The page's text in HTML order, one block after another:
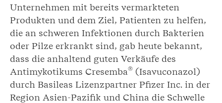
Unternehmen mit bereits vermarkteten
Produkten und dem Ziel, Patienten zu helfen,
die an schweren Infektionen durch Bakterien
oder Pilze erkrankt sind, gab heute bekannt,
dass die anhaltend guten Verkäufe des
Antimykotikums Cresemba® (Isavuconazol)
durch Basileas Lizenzpartner Pfizer Inc. in der
Region Asien-Pazifik und China die Schwelle